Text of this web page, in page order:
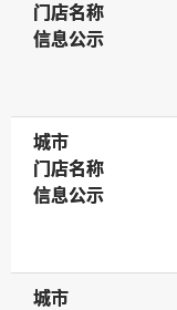
门店名称
门店名称
信息公示
信息公示
城市
城市
门店名称
门店名称
信息公示
信息公示
城市
城市